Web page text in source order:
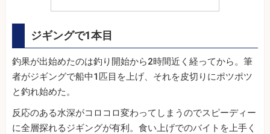
ジギングで1本目
釣果が出始めたのは釣り開始から2時間近く経ってから。筆
者がジギングで船中1匹目を上げ、それを皮切りにポツポツ
と釣れ始めた。
反応のある水深がコロコロ変わってしまうのでスピーディー
に全層探れるジギングが有利。食い上げでのバイトを上手く